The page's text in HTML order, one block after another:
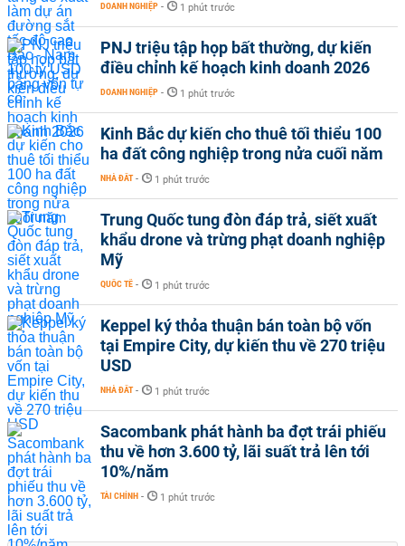
DOANH NGHIỆP - 1 phút trước
PNJ triệu tập họp bất thường, dự kiến
điều chỉnh kế hoạch kinh doanh 2026
DOANH NGHIỆP - 1 phút trước
Kinh Bắc dự kiến cho thuê tối thiểu 100
ha đất công nghiệp trong nửa cuối năm
NHÀ ĐẤT - 1 phút trước
Trung Quốc tung đòn đáp trả, siết xuất
khẩu drone và trừng phạt doanh nghiệp
Mỹ
QUỐC TẾ - 1 phút trước
Keppel ký thỏa thuận bán toàn bộ vốn
tại Empire City, dự kiến thu về 270 triệu
USD
NHÀ ĐẤT - 1 phút trước
Sacombank phát hành ba đợt trái phiếu
thu về hơn 3.600 tỷ, lãi suất trả lên tới
10%/năm
TÀI CHÍNH - 1 phút trước